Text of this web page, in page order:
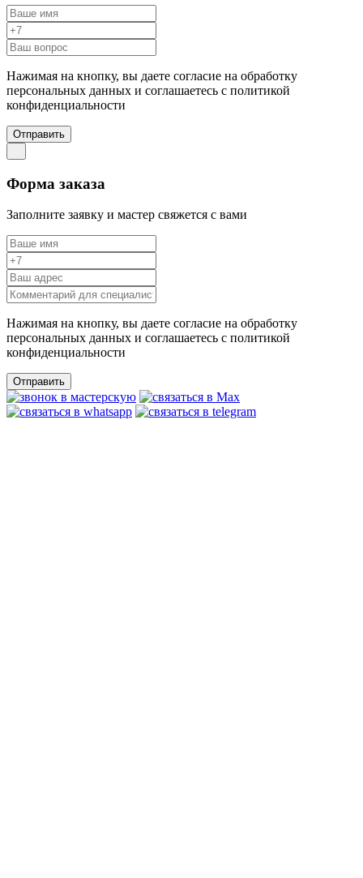
Нажимая на кнопку, вы даете согласие на обработку
персональных данных и соглашаетесь c политикой
конфиденциальности
Отправить
Форма заказа
Заполните заявку и мастер свяжется с вами
Нажимая на кнопку, вы даете согласие на обработку
персональных данных и соглашаетесь c политикой
конфиденциальности
Отправить